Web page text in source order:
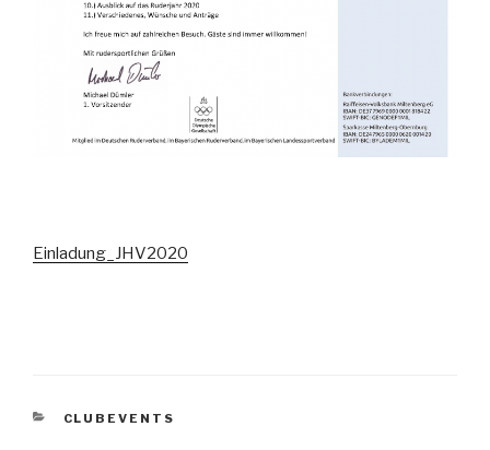
Einladung_JHV2020
KATEGORIEN
CLUBEVENTS